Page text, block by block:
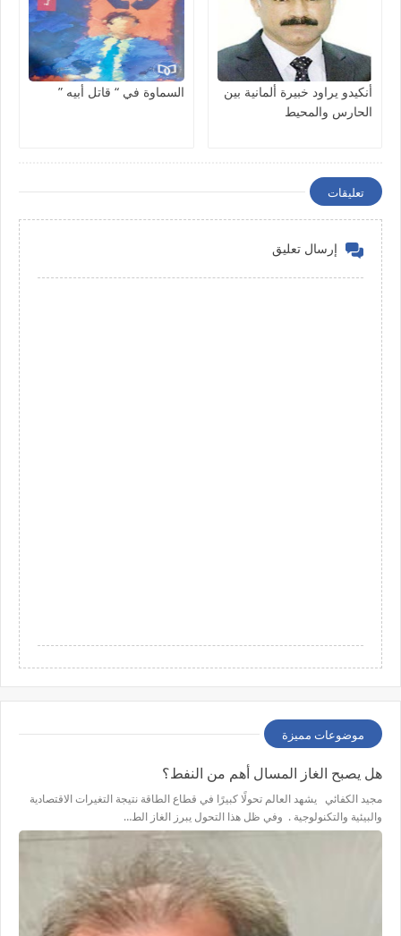
أنكيدو يراود خبيرة ألمانية بين
الحارس والمحيط
السماوة في “ قاتل أبيه ”
تعليقات
إرسال تعليق
موضوعات مميزة
هل يصبح الغاز المسال أهم من النفط؟
مجيد الكفائي يشهد العالم تحولًا كبيرًا في قطاع الطاقة نتيجة التغيرات الاقتصادية
والبيئية والتكنولوجية . وفي ظل هذا التحول يبرز الغاز الط…